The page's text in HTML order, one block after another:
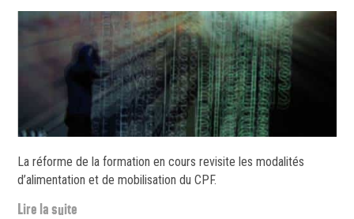
La réforme de la formation en cours revisite les modalités
d’alimentation et de mobilisation du CPF.
Lire la suite